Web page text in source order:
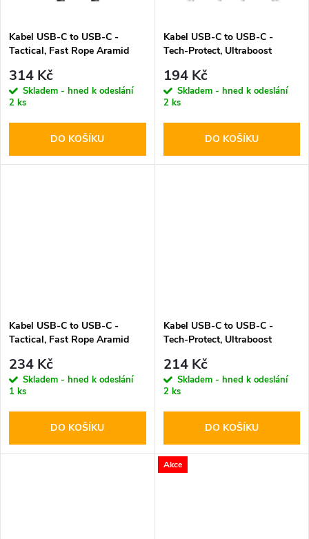
Kabel USB-C to USB-C -
Tactical, Fast Rope Aramid
314 Kč
Skladem - hned k odeslání
2 ks
DO KOŠÍKU
Kabel USB-C to USB-C -
Tech-Protect, Ultraboost
194 Kč
Skladem - hned k odeslání
2 ks
DO KOŠÍKU
Kabel USB-C to USB-C -
Tactical, Fast Rope Aramid
234 Kč
Skladem - hned k odeslání
1 ks
DO KOŠÍKU
Kabel USB-C to USB-C -
Tech-Protect, Ultraboost
214 Kč
Skladem - hned k odeslání
2 ks
DO KOŠÍKU
Akce